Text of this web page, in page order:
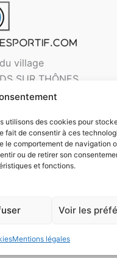
utilisons des cookies pour
fait de consentir à ces
le comportement de navigation
ou de retirer son
et fonctions.
Voir les
Mentions légales
village
SUR THÔNES